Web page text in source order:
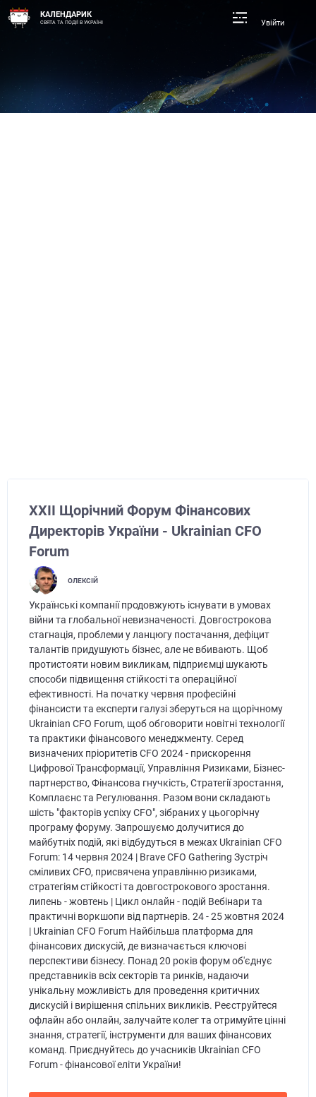
КАЛЕНДАРИК
СВЯТА ТА ПОДІЇ В УКРАЇНІ Увійти
XXII Щорічний Форум Фінансових
Директорів України - Ukrainian CFO
Forum
ОЛЕКСІЙ
Українські компанії продовжують існувати в умовах
війни та глобальної невизначеності. Довгострокова
стагнація, проблеми у ланцюгу постачання, дефіцит
талантів придушують бізнес, але не вбивають. Щоб
протистояти новим викликам, підприємці шукають
способи підвищення стійкості та операційної
ефективності. На початку червня професійні
фінансисти та експерти галузі зберуться на щорічному
Ukrainian CFO Forum, щоб обговорити новітні технології
та практики фінансового менеджменту. Серед
визначених пріоритетів СFO 2024 - прискорення
Цифрової Трансформації, Управління Ризиками, Бізнес-
партнерство, Фінансова гнучкість, Стратегії зростання,
Комплаєнс та Регулювання. Разом вони складають
шість "факторів успіху СFO", зібраних у цьогорічну
програму форуму. Запрошуємо долучитися до
майбутніх подій, які відбудуться в межах Ukrainian CFO
Forum: 14 червня 2024 | Brave CFO Gathering Зустріч
сміливих CFO, присвячена управлінню ризиками,
стратегіям стійкості та довгострокового зростання.
липень - жовтень | Цикл онлайн - подій Вебінари та
практичні воркшопи від партнерів. 24 - 25 жовтня 2024
| Ukrainian CFO Forum Найбільша платформа для
фінансових дискусій, де визначається ключові
перспективи бізнесу. Понад 20 років форум об'єднує
представників всіх секторів та ринків, надаючи
унікальну можливість для проведення критичних
дискусій і вирішення спільних викликів. Реєструйтеся
офлайн або онлайн, залучайте колег та отримуйте цінні
знання, стратегії, інструменти для ваших фінансових
команд. Приєднуйтесь до учасників Ukrainian CFO
Forum - фінансової еліти України!